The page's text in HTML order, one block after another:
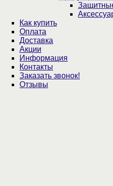
Как купить
Оплата
Доставка
Акции
Информация
Контакты
Заказать звонок!
Отзывы